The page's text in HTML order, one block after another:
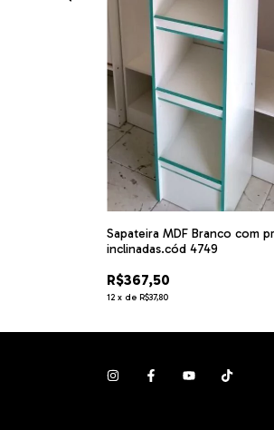
Sapateira MDF Branco com
inclinadas.cód 4749
R$367,50
12 x de R$37,80